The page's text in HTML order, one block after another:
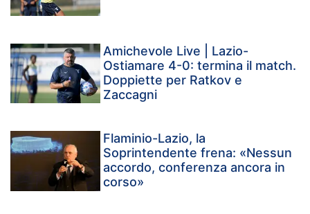
Amichevole Live | Lazio-
Ostiamare 4-0: termina il match.
Doppiette per Ratkov e
Zaccagni
Flaminio-Lazio, la
Soprintendente frena: «Nessun
accordo, conferenza ancora in
corso»